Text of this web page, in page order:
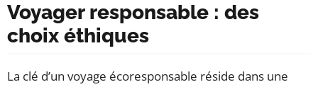
Voyager responsable : des
choix éthiques
La clé d’un voyage écoresponsable réside dans une